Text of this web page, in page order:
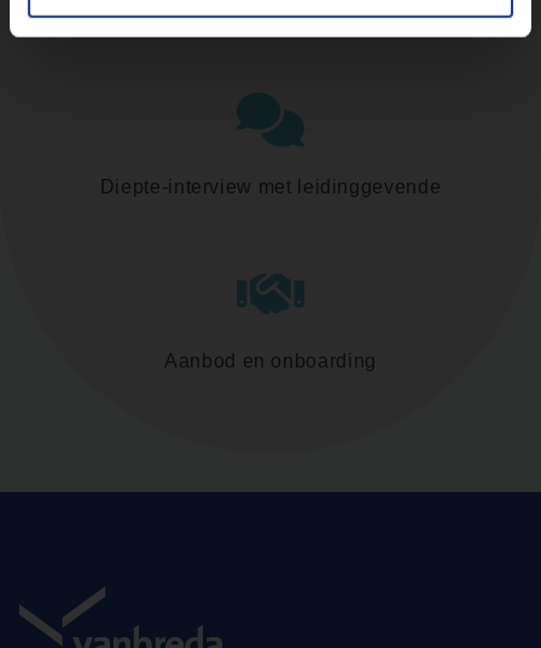
Assessment
Diepte-interview met leidinggevende
Aanbod en onboarding